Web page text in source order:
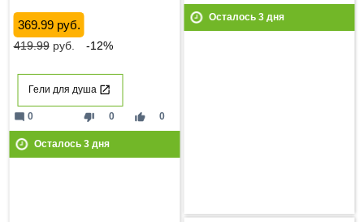
369.99 руб.
419.99руб. -12%
Гели для душа
thumb_down 0 thumb_up 0
mode_comment 0
Осталось 3дня
Осталось 3дня